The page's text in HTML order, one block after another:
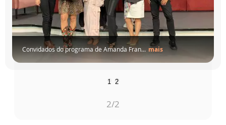
Convidados do programa de Amanda Fran... mais
1 2
2/2